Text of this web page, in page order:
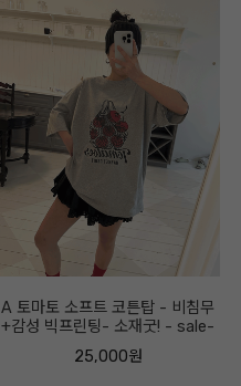
A 토마토 소프트 코튼탑 - 비침무
+감성 빅프린팅- 소재굿! - sale-
25,000원